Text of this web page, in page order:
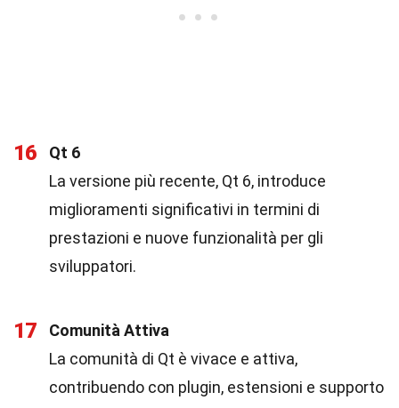
16
Qt 6
La versione più recente, Qt 6, introduce
miglioramenti significativi in termini di
prestazioni e nuove funzionalità per gli
sviluppatori.
17
Comunità Attiva
La comunità di Qt è vivace e attiva,
contribuendo con plugin, estensioni e supporto